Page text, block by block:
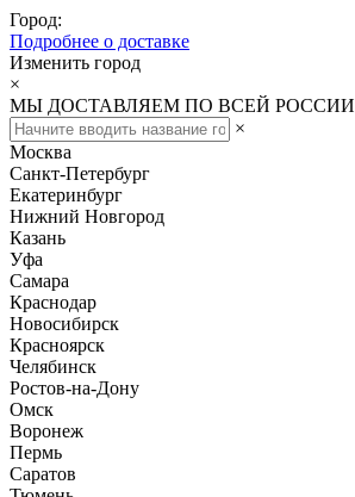
Город:
Подробнее о доставке
Изменить город
×
МЫ ДОСТАВЛЯЕМ ПО ВСЕЙ РОССИИ
×
Москва
Санкт-Петербург
Екатеринбург
Нижний Новгород
Казань
Уфа
Самара
Краснодар
Новосибирск
Красноярск
Челябинск
Ростов-на-Дону
Омск
Воронеж
Пермь
Саратов